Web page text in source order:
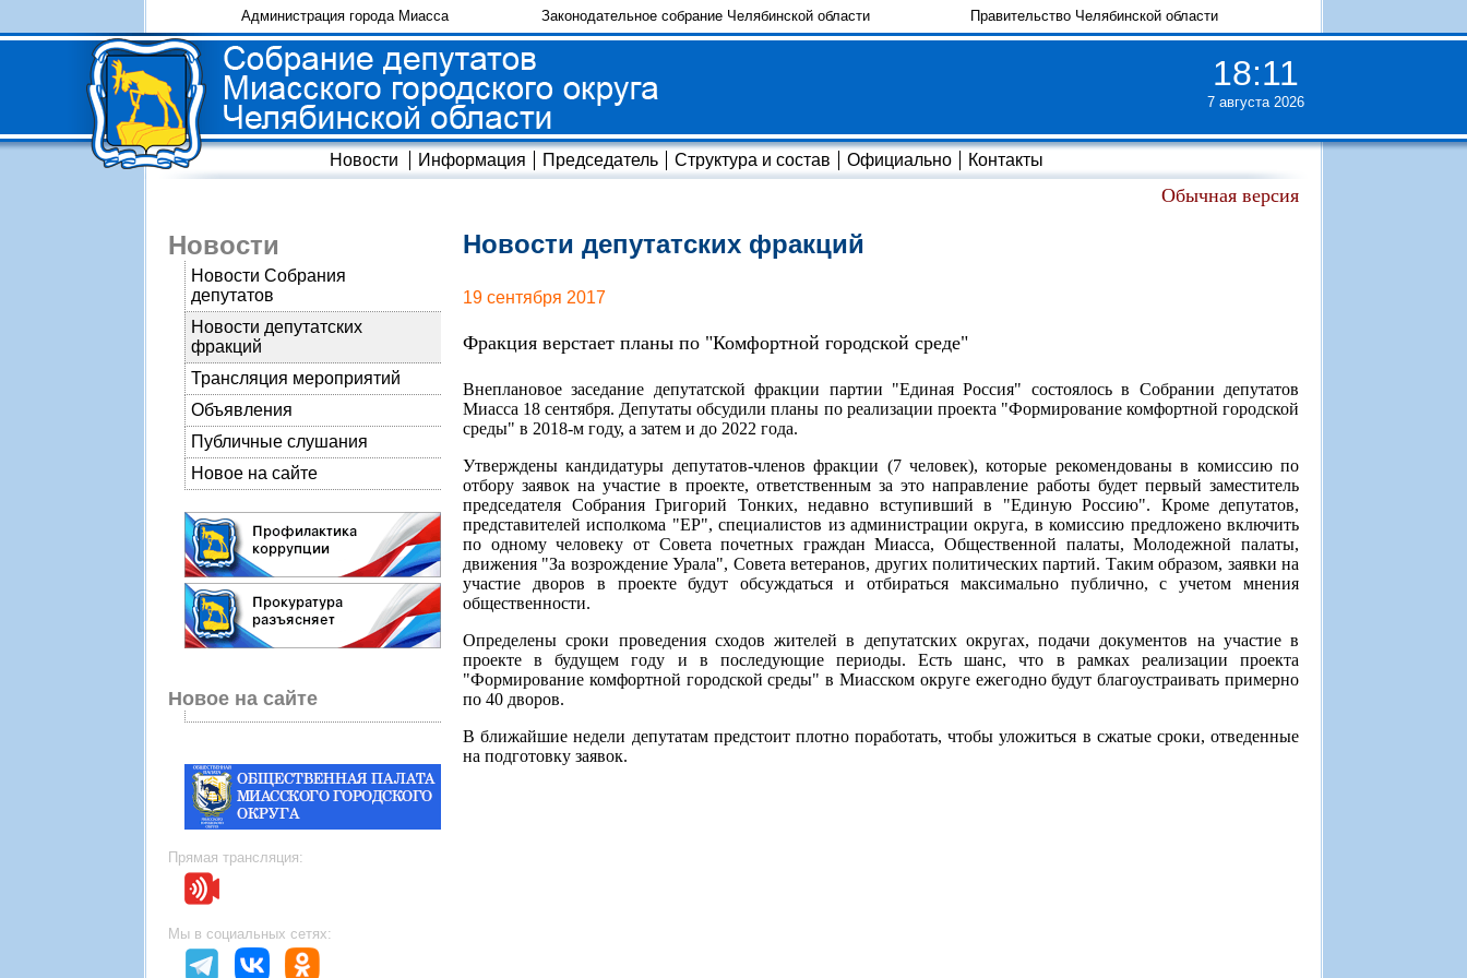
Администрация города Миасса Законодательное собрание Челябинской области Правительство Челябинской области
18:11
7 августа 2026
Новости Информация Председатель Структура и состав Официально Контакты
Обычная версия
Новости
Новости Собрания
депутатов
Новости депутатских
фракций
Трансляция мероприятий
Объявления
Публичные слушания
Новое на сайте
Новое на сайте
Прямая трансляция:
Мы в социальных сетях:
Новости депутатских фракций
19 сентября 2017
Фракция верстает планы по "Комфортной городской среде"
Внеплановое заседание депутатской фракции партии "Единая Россия" состоялось в Собрании депутатов
Миасса 18 сентября. Депутаты обсудили планы по реализации проекта "Формирование комфортной городской
среды" в 2018-м году, а затем и до 2022 года.
Утверждены кандидатуры депутатов-членов фракции (7 человек), которые рекомендованы в комиссию по
отбору заявок на участие в проекте, ответственным за это направление работы будет первый заместитель
председателя Собрания Григорий Тонких, недавно вступивший в "Единую Россию". Кроме депутатов,
представителей исполкома "ЕР", специалистов из администрации округа, в комиссию предложено включить
по одному человеку от Совета почетных граждан Миасса, Общественной палаты, Молодежной палаты,
движения "За возрождение Урала", Совета ветеранов, других политических партий. Таким образом, заявки на
участие дворов в проекте будут обсуждаться и отбираться максимально публично, с учетом мнения
общественности.
Определены сроки проведения сходов жителей в депутатских округах, подачи документов на участие в
проекте в будущем году и в последующие периоды. Есть шанс, что в рамках реализации проекта
"Формирование комфортной городской среды" в Миасском округе ежегодно будут благоустраивать примерно
по 40 дворов.
В ближайшие недели депутатам предстоит плотно поработать, чтобы уложиться в сжатые сроки, отведенные
на подготовку заявок.